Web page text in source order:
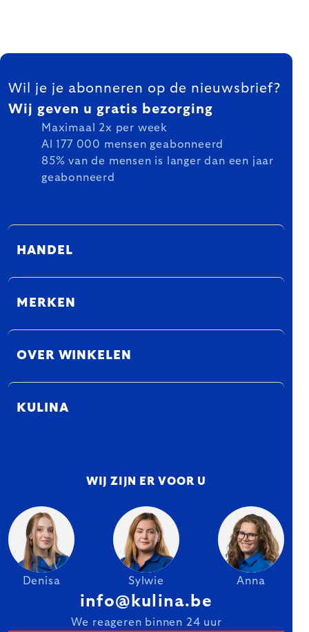
FOOTER
Wil je je abonneren op de nieuwsbrief?
Wij geven u gratis bezorging
Maximaal 2x per week
Al 177 000 mensen geabonneerd
85% van de mensen is langer dan een jaar
geabonneerd
HANDEL
MERKEN
OVER WINKELEN
KULINA
WIJ ZIJN ER VOOR U
Denisa Sylwie Anna
info@kulina.be
We reageren binnen 24 uur